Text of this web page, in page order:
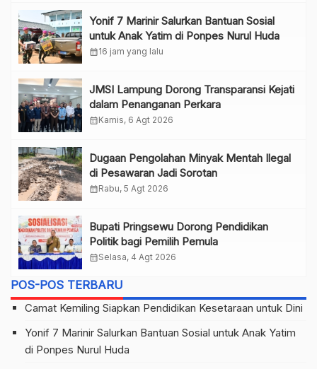
Yonif 7 Marinir Salurkan Bantuan Sosial
untuk Anak Yatim di Ponpes Nurul Huda
calendar_month16 jam yang lalu
JMSI Lampung Dorong Transparansi Kejati
dalam Penanganan Perkara
calendar_monthKamis, 6 Agt 2026
Dugaan Pengolahan Minyak Mentah Ilegal
di Pesawaran Jadi Sorotan
calendar_monthRabu, 5 Agt 2026
Bupati Pringsewu Dorong Pendidikan
Politik bagi Pemilih Pemula
calendar_monthSelasa, 4 Agt 2026
POS-POS TERBARU
Camat Kemiling Siapkan Pendidikan Kesetaraan untuk Dini
Yonif 7 Marinir Salurkan Bantuan Sosial untuk Anak Yatim
di Ponpes Nurul Huda